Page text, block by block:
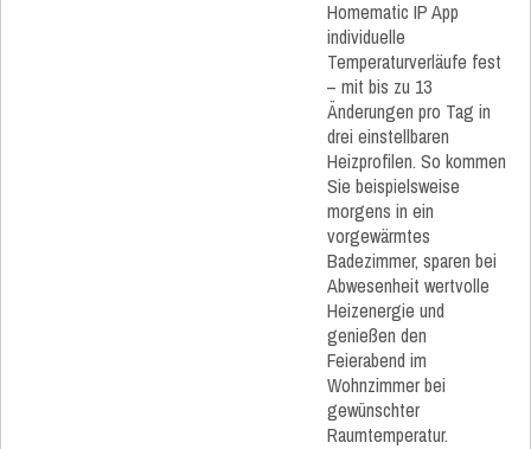
Homematic IP App
individuelle
Temperaturverläufe fest
– mit bis zu 13
Änderungen pro Tag in
drei einstellbaren
Heizprofilen. So kommen
Sie beispielsweise
morgens in ein
vorgewärmtes
Badezimmer, sparen bei
Abwesenheit wertvolle
Heizenergie und
genießen den
Feierabend im
Wohnzimmer bei
gewünschter
Raumtemperatur.